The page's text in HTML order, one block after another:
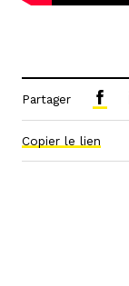
Partager
Copier le lien